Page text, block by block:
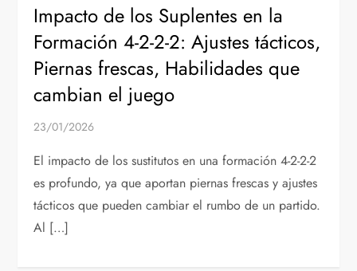
Impacto de los Suplentes en la
Formación 4-2-2-2: Ajustes tácticos,
Piernas frescas, Habilidades que
cambian el juego
23/01/2026
El impacto de los sustitutos en una formación 4-2-2-2
es profundo, ya que aportan piernas frescas y ajustes
tácticos que pueden cambiar el rumbo de un partido.
Al […]